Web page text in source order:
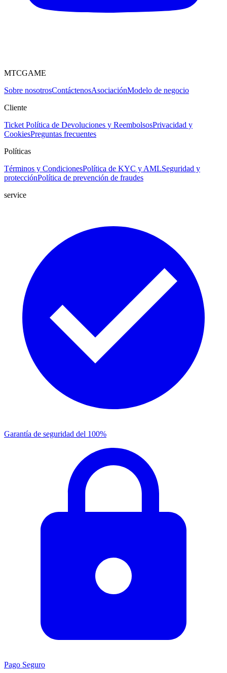
MTCGAME
Sobre nosotrosContáctenosAsociaciónModelo de negocio
Cliente
Ticket Política de Devoluciones y ReembolsosPrivacidad y
CookiesPreguntas frecuentes
Políticas
Términos y CondicionesPolítica de KYC y AMLSeguridad y
protecciónPolítica de prevención de fraudes
service
Garantía de seguridad del 100%
Pago Seguro